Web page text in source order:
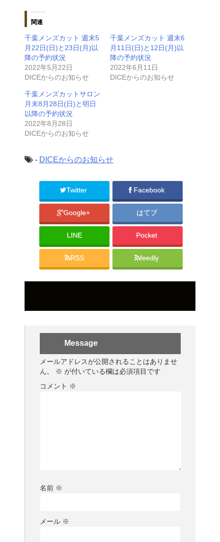
関連
千葉メンズカット 週末5
月22日(日)と23日(月)以
降の予約状況
2022年5月22日
DICEからのお知らせ
千葉メンズカット 週末6
月11日(日)と12日(月)以
降の予約状況
2022年6月11日
DICEからのお知らせ
千葉メンズカットサロン
月末8月28日(日)と明日
以降の予約状況
2022年8月28日
DICEからのお知らせ
- DICEからのお知らせ
Twitter Facebook
Google+ はてブ
LINE Pocket
RSS feedly
Message
メールアドレスが公開されることはありませ
ん。
※ が付いている欄は必須項目です
コメント ※
名前 ※
メール ※